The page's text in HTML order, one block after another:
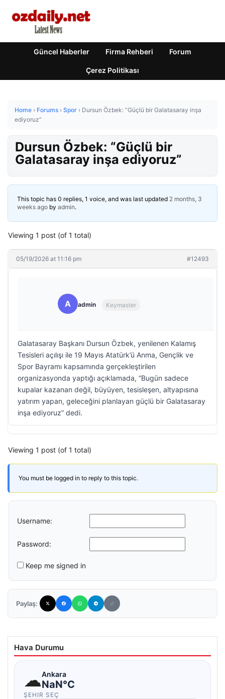
Güncel Haberler Firma Rehberi Forum
Çerez Politikası
Home › Forums › Spor › Dursun Özbek: “Güçlü bir Galatasaray inşa
ediyoruz”
Dursun Özbek: “Güçlü bir
Galatasaray inşa ediyoruz”
This topic has 0 replies, 1 voice, and was last updated 2 months, 3
weeks ago by admin.
Viewing 1 post (of 1 total)
05/19/2026 at 11:16 pm #12493
A admin Keymaster
Galatasaray Başkanı Dursun Özbek, yenilenen Kalamış
Tesisleri açılışı ile 19 Mayıs Atatürk’ü Anma, Gençlik ve
Spor Bayramı kapsamında gerçekleştirilen
organizasyonda yaptığı açıklamada, “Bugün sadece
kupalar kazanan değil, büyüyen, tesisleşen, altyapısına
yatırım yapan, geleceğini planlayan güçlü bir Galatasaray
inşa ediyoruz” dedi.
Viewing 1 post (of 1 total)
You must be logged in to reply to this topic.
Username:
Password:
Keep me signed in
Paylaş:
Hava Durumu
☁Ankara
NaN°C
ŞEHIR SEÇ